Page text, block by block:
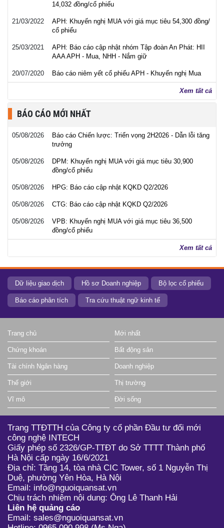
14,032 đồng/cổ phiếu
21/03/2022
APH: Khuyến nghị MUA với giá mục tiêu 54,300 đồng/
cổ phiếu
25/03/2021
APH: Báo cáo cập nhật nhóm Tập đoàn An Phát: HII
AAA APH - Mua, NHH - Nắm giữ
20/07/2020 Báo cáo niêm yết cổ phiếu APH - Khuyến nghị Mua
Xem tất cả
BÁO CÁO MỚI NHẤT
05/08/2026
Báo cáo Chiến lược: Triển vọng 2H2026 - Dẫn lỗi tăng
trưởng
05/08/2026
DPM: Khuyến nghị MUA với giá mục tiêu 30,900
đồng/cổ phiếu
05/08/2026 HPG: Báo cáo cập nhật KQKD Q2/2026
05/08/2026 CTG: Báo cáo cập nhật KQKD Q2/2026
05/08/2026
VPB: Khuyến nghị MUA với giá mục tiêu 36,500
đồng/cổ phiếu
Xem tất cả
Dữ liệu giao dịch Hồ sơ Doanh nghiệp Bộ lọc cổ phiếu
Báo cáo phân tích Tra cứu thuật ngữ kinh tế
Trang chủ Mới nhất
Chứng khoán Bất động sản
Tài chính Ngân hàng Doanh nghiệp
Thế giới Thị trường
Vĩ mô Đời sống
Trang TTĐTTH của Công ty cổ phần Đầu tư đổi mới
công nghệ INTECH
Giấy phép số 2326/GP-TTĐT do Sở TTTT Thành phố
Hà Nội cấp ngày 16/6/2021
Địa chỉ: Tầng 14, tòa nhà CIC Tower, số 1 Nguyễn Thị
Duệ, phường Yên Hòa, Hà Nội
Email: info@nguoiquansat.vn
Chịu trách nhiệm nội dung: Ông Lê Thanh Hải
Liên hệ quảng cáo
Email: sales@nguoiquansat.vn